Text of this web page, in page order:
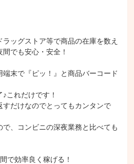
ッグストア等で商品の在庫を数え
でも安心・安全！
端末で『ピッ！』と商品バーコード
これだけです！
だけなのでとってもカンタンで
、コンビニの深夜業務と比べても
で効率良く稼げる！